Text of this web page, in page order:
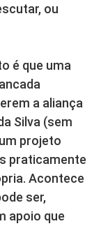
ou
é que uma
a aliança
Silva (sem
projeto
praticamente
Acontece
ser,
apoio que